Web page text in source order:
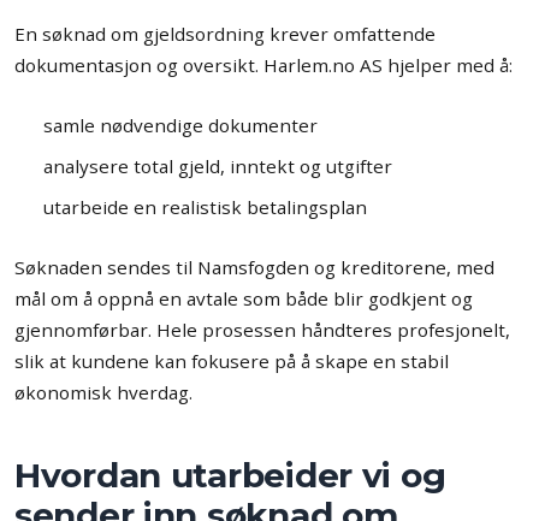
En søknad om gjeldsordning krever omfattende
dokumentasjon og oversikt. Harlem.no AS hjelper med å:
samle nødvendige dokumenter
analysere total gjeld, inntekt og utgifter
utarbeide en realistisk betalingsplan
Søknaden sendes til Namsfogden og kreditorene, med
mål om å oppnå en avtale som både blir godkjent og
gjennomførbar. Hele prosessen håndteres profesjonelt,
slik at kundene kan fokusere på å skape en stabil
økonomisk hverdag.
Hvordan utarbeider vi og